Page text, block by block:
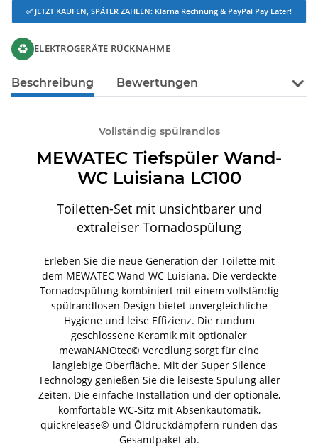
✅ JETZT KAUFEN, SPÄTER ZAHLEN: Klarna Rechnung & PayPal Pay Later!
♻ ELEKTROGERÄTE RÜCKNAHME
Beschreibung Bewertungen
Vollständig spülrandlos
MEWATEC Tiefspüler Wand-
WC Luisiana LC100
Toiletten-Set mit unsichtbarer und
extraleiser Tornadospülung
Erleben Sie die neue Generation der Toilette mit
dem MEWATEC Wand-WC Luisiana. Die verdeckte
Tornadospülung kombiniert mit einem vollständig
spülrandlosen Design bietet unvergleichliche
Hygiene und leise Effizienz. Die rundum
geschlossene Keramik mit optionaler
mewaNANOtec© Veredlung sorgt für eine
langlebige Oberfläche. Mit der Super Silence
Technology genießen Sie die leiseste Spülung aller
Zeiten. Die einfache Installation und der optionale,
komfortable WC-Sitz mit Absenkautomatik,
quickrelease© und Öldruckdämpfern runden das
Gesamtpaket ab.